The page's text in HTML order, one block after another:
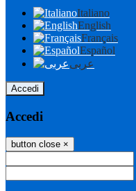
Italiano
English
Français
Español
عربى
Accedi
Accedi
button close ×